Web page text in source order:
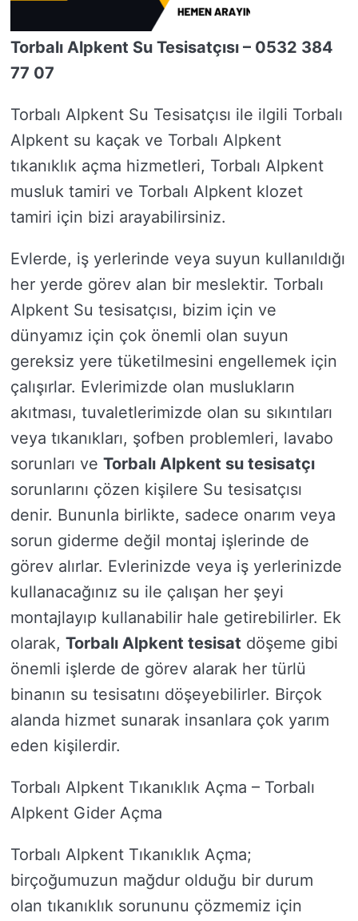
Torbalı Alpkent Su Tesisatçısı – 0532 384
77 07
Torbalı Alpkent Su Tesisatçısı ile ilgili Torbalı
Alpkent su kaçak ve Torbalı Alpkent
tıkanıklık açma hizmetleri, Torbalı Alpkent
musluk tamiri ve Torbalı Alpkent klozet
tamiri için bizi arayabilirsiniz.
Evlerde, iş yerlerinde veya suyun kullanıldığı
her yerde görev alan bir meslektir. Torbalı
Alpkent Su tesisatçısı, bizim için ve
dünyamız için çok önemli olan suyun
gereksiz yere tüketilmesini engellemek için
çalışırlar. Evlerimizde olan muslukların
akıtması, tuvaletlerimizde olan su sıkıntıları
veya tıkanıkları, şofben problemleri, lavabo
sorunları ve Torbalı Alpkent su tesisatçı
sorunlarını çözen kişilere Su tesisatçısı
denir. Bununla birlikte, sadece onarım veya
sorun giderme değil montaj işlerinde de
görev alırlar. Evlerinizde veya iş yerlerinizde
kullanacağınız su ile çalışan her şeyi
montajlayıp kullanabilir hale getirebilirler. Ek
olarak, Torbalı Alpkent tesisat döşeme gibi
önemli işlerde de görev alarak her türlü
binanın su tesisatını döşeyebilirler. Birçok
alanda hizmet sunarak insanlara çok yarım
eden kişilerdir.
Torbalı Alpkent Tıkanıklık Açma – Torbalı
Alpkent Gider Açma
Torbalı Alpkent Tıkanıklık Açma;
birçoğumuzun mağdur olduğu bir durum
olan tıkanıklık sorununu çözmemiz için